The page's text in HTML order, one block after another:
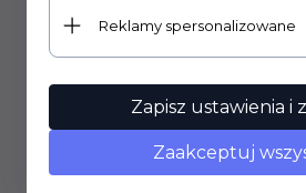
Reklamy spersonalizowane
Zapisz ustawienia i
Zaakceptuj